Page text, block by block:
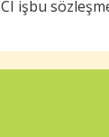
işbu